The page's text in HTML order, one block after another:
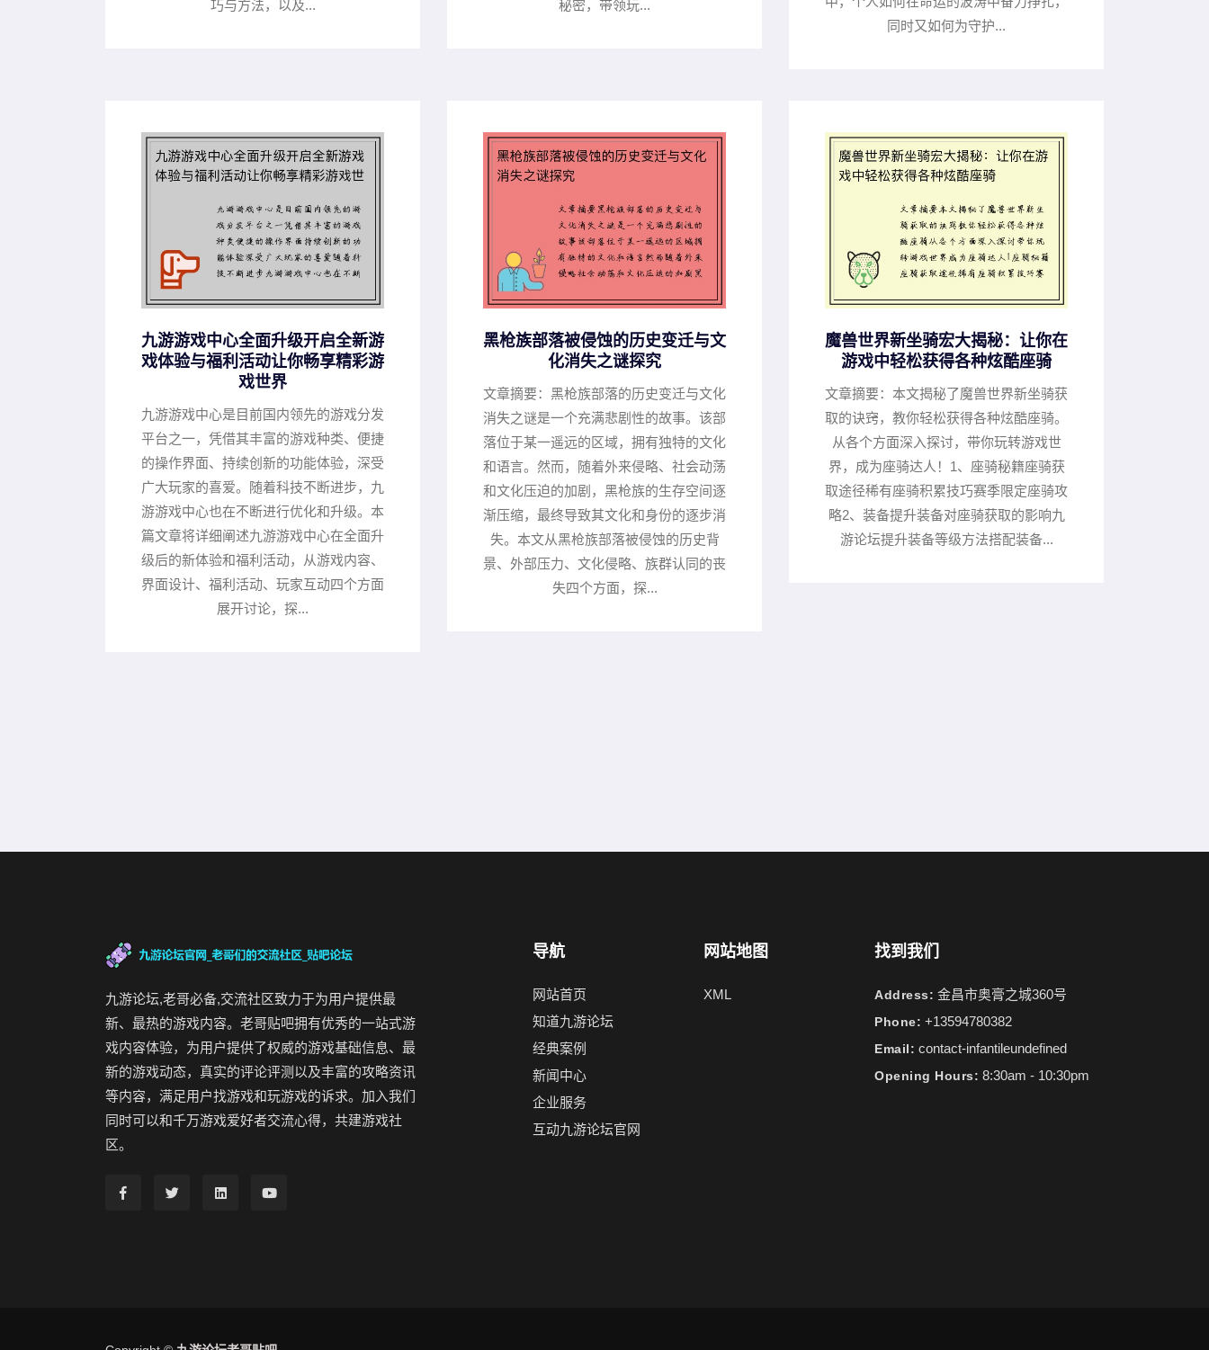
巧与方法，以及...
秘密，带领玩...
同时又如何为守护...
九游游戏中心全面升级开启全新游
戏体验与福利活动让你畅享精彩游
戏世界
九游游戏中心是目前国内领先的游戏分发
平台之一，凭借其丰富的游戏种类、便捷
的操作界面、持续创新的功能体验，深受
广大玩家的喜爱。随着科技不断进步，九
游游戏中心也在不断进行优化和升级。本
篇文章将详细阐述九游游戏中心在全面升
级后的新体验和福利活动，从游戏内容、
界面设计、福利活动、玩家互动四个方面
展开讨论，探...
黑枪族部落被侵蚀的历史变迁与文
化消失之谜探究
文章摘要：黑枪族部落的历史变迁与文化
消失之谜是一个充满悲剧性的故事。该部
落位于某一遥远的区域，拥有独特的文化
和语言。然而，随着外来侵略、社会动荡
和文化压迫的加剧，黑枪族的生存空间逐
渐压缩，最终导致其文化和身份的逐步消
失。本文从黑枪族部落被侵蚀的历史背
景、外部压力、文化侵略、族群认同的丧
失四个方面，探...
魔兽世界新坐骑宏大揭秘：让你在
游戏中轻松获得各种炫酷座骑
文章摘要：本文揭秘了魔兽世界新坐骑获
取的诀窍，教你轻松获得各种炫酷座骑。
从各个方面深入探讨，带你玩转游戏世
界，成为座骑达人！1、座骑秘籍座骑获
取途径稀有座骑积累技巧赛季限定座骑攻
略2、装备提升装备对座骑获取的影响九
游论坛提升装备等级方法搭配装备...
九游论坛,老哥必备,交流社区致力于为用户提供最
新、最热的游戏内容。老哥贴吧拥有优秀的一站式游
戏内容体验，为用户提供了权威的游戏基础信息、最
新的游戏动态，真实的评论评测以及丰富的攻略资讯
等内容，满足用户找游戏和玩游戏的诉求。加入我们
同时可以和千万游戏爱好者交流心得，共建游戏社
区。
导航
网站首页
知道九游论坛
经典案例
新闻中心
企业服务
互动九游论坛官网
网站地图
XML
找到我们
Address: 金昌市奥膏之城360号
Phone: +13594780382
Email: contact-infantileundefined
Opening Hours: 8:30am - 10:30pm